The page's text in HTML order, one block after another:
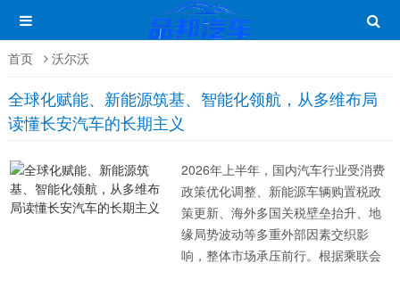
首页 沃尔沃
全球化赋能、新能源筑基、智能化领航，从多维布局
读懂长安汽车的长期主义
2026年上半年，国内汽车行业受消费
政策优化调整、新能源车辆购置税政
策更新、海外多国关税壁垒抬升、地
缘局势波动等多重外部因素交织影
响，整体市场承压前行。根据乘联会